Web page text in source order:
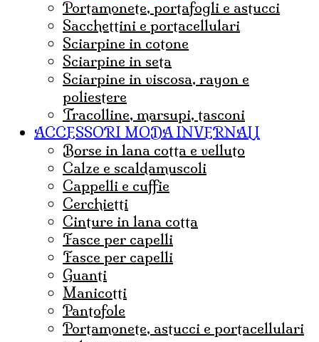
portamonete, portafogli e astucci
sacchettini e portacellulari
sciarpine in cotone
sciarpine in seta
sciarpine in viscosa, rayon e
poliestere
tracolline, marsupi, tasconi
ACCESSORI MODA INVERNALI
borse in lana cotta e velluto
Calze e scaldamuscoli
cappelli e cuffie
Cerchietti
cinture in lana cotta
fasce per capelli
Fasce per capelli
guanti
Manicotti
Pantofole
portamonete, astucci e portacellulari